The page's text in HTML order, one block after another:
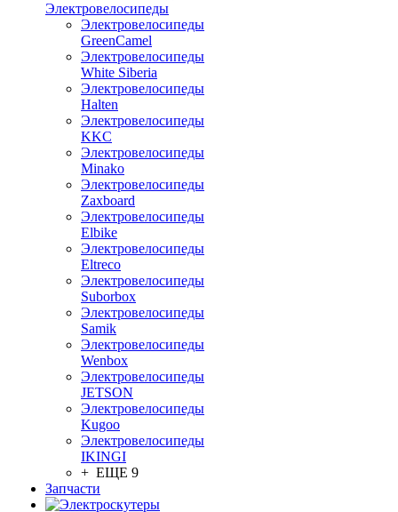
Электровелосипеды
Электровелосипеды
GreenCamel
Электровелосипеды
White Siberia
Электровелосипеды
Halten
Электровелосипеды
KKC
Электровелосипеды
Minako
Электровелосипеды
Zaxboard
Электровелосипеды
Elbike
Электровелосипеды
Eltreco
Электровелосипеды
Suborbox
Электровелосипеды
Samik
Электровелосипеды
Wenbox
Электровелосипеды
JETSON
Электровелосипеды
Kugoo
Электровелосипеды
IKINGI
+ ЕЩЕ 9
Запчасти